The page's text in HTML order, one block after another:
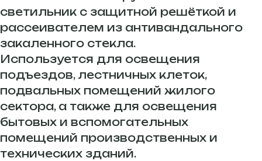
светильник с защитной решёткой и
рассеивателем из антивандального
закаленного стекла.
Используется для освещения
подъездов, лестничных клеток,
подвальных помещений жилого
сектора, а также для освещения
бытовых и вспомогательных
помещений производственных и
технических зданий.